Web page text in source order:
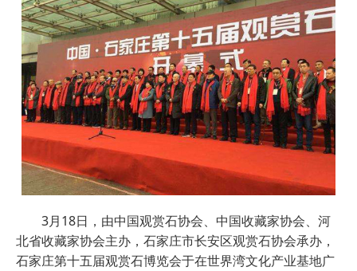
3月18日，由中国观赏石协会、中国收藏家协会、河
北省收藏家协会主办，石家庄市长安区观赏石协会承办，
石家庄第十五届观赏石博览会于在世界湾文化产业基地广